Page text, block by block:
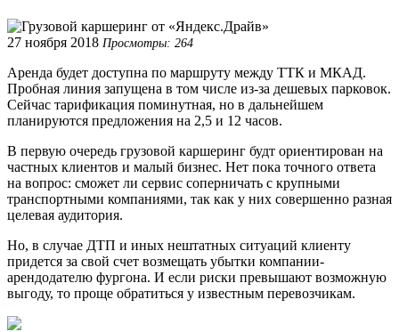
27 ноября 2018 Просмотры: 264
Аренда будет доступна по маршруту между ТТК и МКАД.
Пробная линия запущена в том числе из-за дешевых парковок.
Сейчас тарификация поминутная, но в дальнейшем
планируются предложения на 2,5 и 12 часов.
В первую очередь грузовой каршеринг будт ориентирован на
частных клиентов и малый бизнес. Нет пока точного ответа
на вопрос: сможет ли сервис соперничать с крупными
транспортными компаниями, так как у них совершенно разная
целевая аудитория.
Но, в случае ДТП и иных нештатных ситуаций клиенту
придется за свой счет возмещать убытки компании-
арендодателю фургона. И если риски превышают возможную
выгоду, то проще обратиться у известным перевозчикам.